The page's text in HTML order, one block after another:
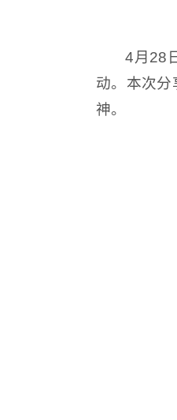
4月28
动。本次分
神。